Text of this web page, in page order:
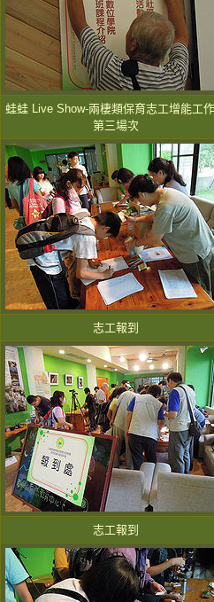
蛙蛙 Live Show-兩棲類保育志工增能工
第三場次
志工報到
志工報到